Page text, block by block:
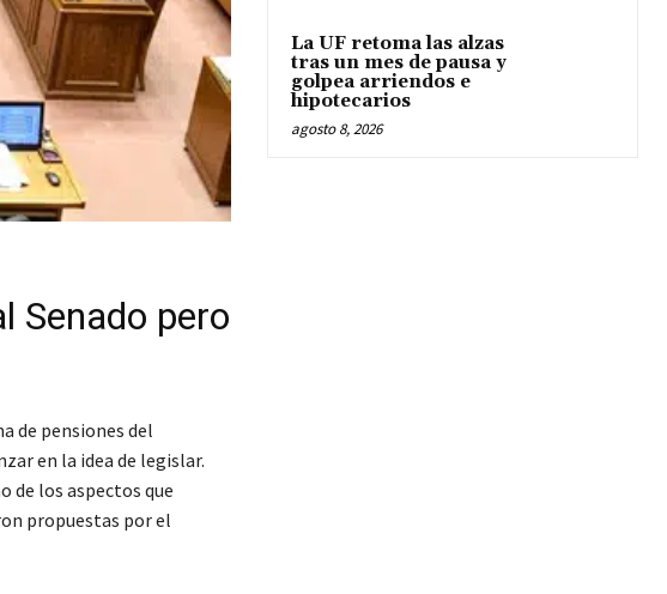
Senado pero
de pensiones del
en la idea de legislar.
de los aspectos que
propuestas por el
La UF retoma las alzas
tras un mes de pausa y
golpea arriendos e
hipotecarios
agosto 8, 2026